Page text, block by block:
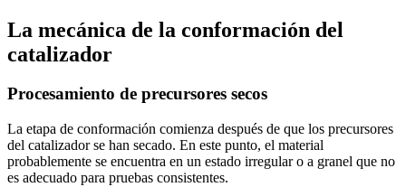
La mecánica de la conformación del
catalizador
Procesamiento de precursores secos
La etapa de conformación comienza después de que los precursores
del catalizador se han secado. En este punto, el material
probablemente se encuentra en un estado irregular o a granel que no
es adecuado para pruebas consistentes.